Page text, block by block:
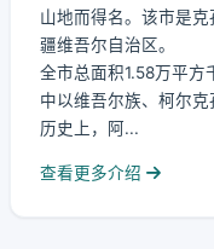
山地而得名。该市是
疆维吾尔自治区。
全市总面积1.58万平
中以维吾尔族、柯尔克
历史上，阿...
查看更多介绍